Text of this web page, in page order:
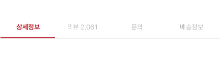
상세정보 리뷰 2,061 문의 배송정보